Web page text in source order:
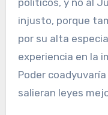
políticos, y no al
injusto, porque
por su alta
experiencia en la
Poder
salieran leyes